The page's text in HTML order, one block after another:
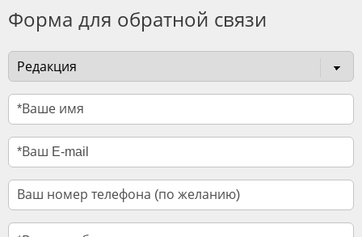
Форма для обратной связи